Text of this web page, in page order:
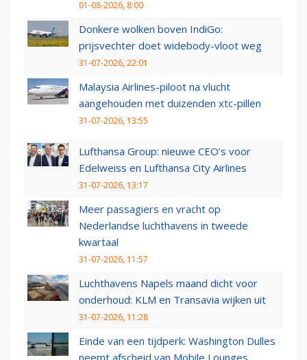
01-08-2026, 8:00
Donkere wolken boven IndiGo:
prijsvechter doet widebody-vloot weg
31-07-2026, 22:01
Malaysia Airlines-piloot na vlucht
aangehouden met duizenden xtc-pillen
31-07-2026, 13:55
Lufthansa Group: nieuwe CEO’s voor
Edelweiss en Lufthansa City Airlines
31-07-2026, 13:17
Meer passagiers en vracht op
Nederlandse luchthavens in tweede
kwartaal
31-07-2026, 11:57
Luchthavens Napels maand dicht voor
onderhoud: KLM en Transavia wijken uit
31-07-2026, 11:28
Einde van een tijdperk: Washington Dulles